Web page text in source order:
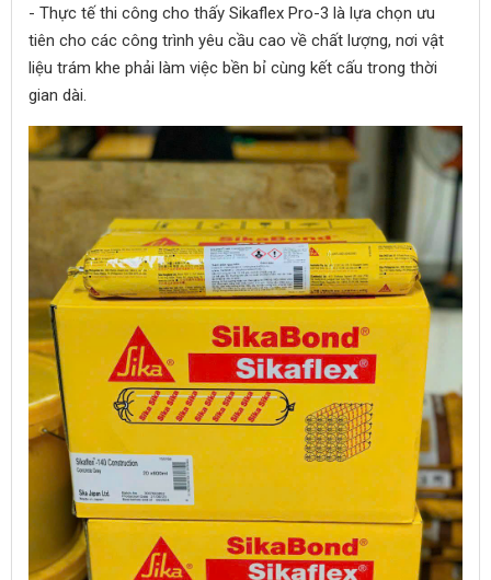
- Thực tế thi công cho thấy Sikaflex Pro-3 là lựa chọn ưu
tiên cho các công trình yêu cầu cao về chất lượng, nơi vật
liệu trám khe phải làm việc bền bỉ cùng kết cấu trong thời
gian dài.